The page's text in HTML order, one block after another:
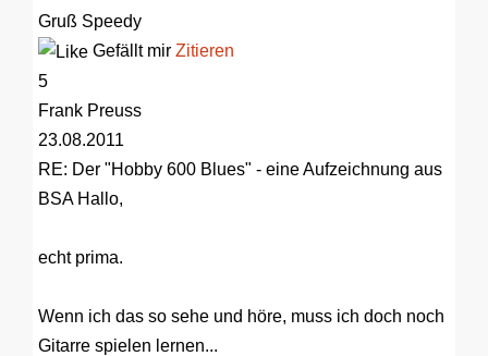
Gruß Speedy
Gefällt mir Zitieren
5
Frank Preuss
23.08.2011
RE: Der "Hobby 600 Blues" - eine Aufzeichnung aus
BSAHallo,
echt prima.
Wenn ich das so sehe und höre, muss ich doch noch
Gitarre spielen lernen...